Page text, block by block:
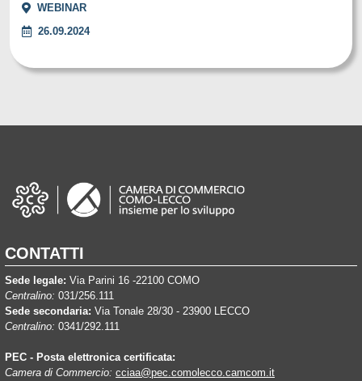
WEBINAR
26.09.2024
CONTATTI
Sede legale: Via Parini 16 -22100 COMO
Centralino: 031/256.111
Sede secondaria: Via Tonale 28/30 - 23900 LECCO
Centralino: 0341/292.111
PEC - Posta elettronica certificata:
Camera di Commercio: cciaa@pec.comolecco.camcom.it